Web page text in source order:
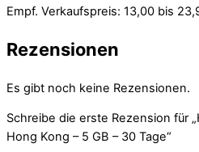
Empf. Verkaufspreis: 13,00 bis
Rezensionen
Es gibt noch keine Rezensionen.
Schreibe die erste Rezension für
Hong Kong – 5 GB – 30 Tage“